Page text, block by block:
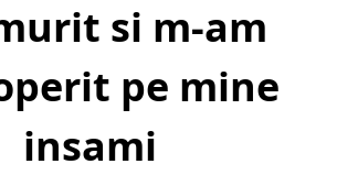
si m-am
pe mine
insami